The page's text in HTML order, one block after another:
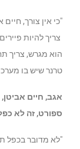
"כי אין צורך,
צריך להיות
הוא מגרש, צריך
טרנר שיש בו
אגב, חיים
ספורט, זה לא
"לא מדובר בכפל